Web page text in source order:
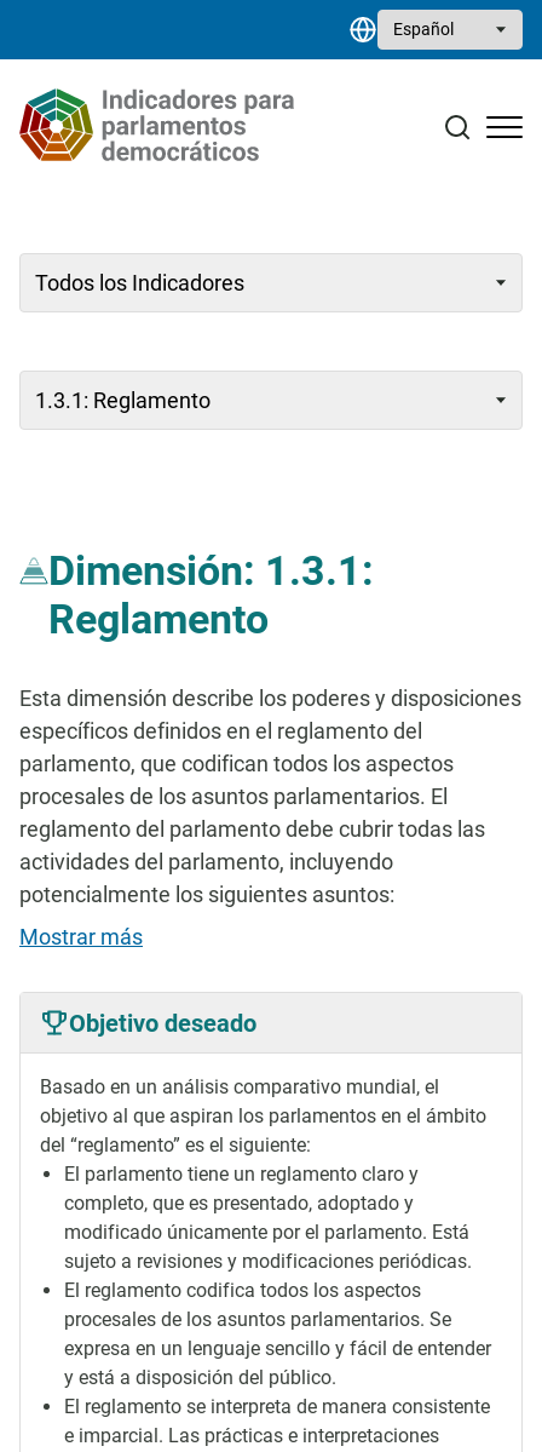
Select your language
Biblioteca de recursos
Contacto
Dimensión: 1.3.1:
Reglamento
Esta dimensión describe los poderes y disposiciones
específicos definidos en el reglamento del
parlamento, que codifican todos los aspectos
procesales de los asuntos parlamentarios. El
reglamento del parlamento debe cubrir todas las
actividades del parlamento, incluyendo
potencialmente los siguientes asuntos:
Mostrar más
Objetivo deseado
Basado en un análisis comparativo mundial, el
objetivo al que aspiran los parlamentos en el ámbito
del “reglamento” es el siguiente:
El parlamento tiene un reglamento claro y
completo, que es presentado, adoptado y
modificado únicamente por el parlamento. Está
sujeto a revisiones y modificaciones periódicas.
El reglamento codifica todos los aspectos
procesales de los asuntos parlamentarios. Se
expresa en un lenguaje sencillo y fácil de entender
y está a disposición del público.
El reglamento se interpreta de manera consistente
e imparcial. Las prácticas e interpretaciones